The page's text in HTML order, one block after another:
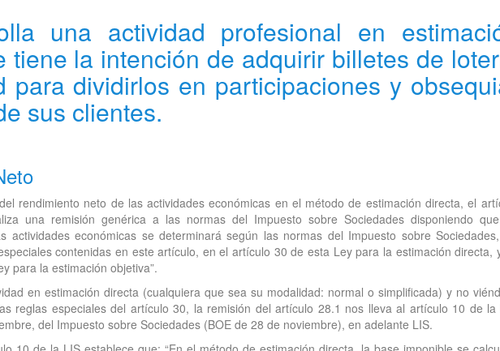
una actividad profesional en
tiene la intención de adquirir billetes de
para dividirlos en participaciones y
sus clientes.
rendimiento neto de las actividades económicas en el método de estimación directa, el
una remisión genérica a las normas del Impuesto sobre Sociedades disponiendo
actividades económicas se determinará según las normas del Impuesto sobre
contenidas en este artículo, en el artículo 30 de esta Ley para la estimación directa,
para la estimación objetiva”.
en estimación directa (cualquiera que sea su modalidad: normal o simplificada) y no
reglas especiales del artículo 30, la remisión del artículo 28.1 nos lleva al artículo 10 de la
del Impuesto sobre Sociedades (BOE de 28 de noviembre), en adelante LIS.